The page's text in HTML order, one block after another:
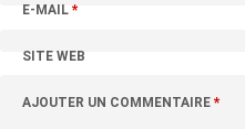
E-MAIL *
SITE WEB
AJOUTER UN COMMENTAIRE *